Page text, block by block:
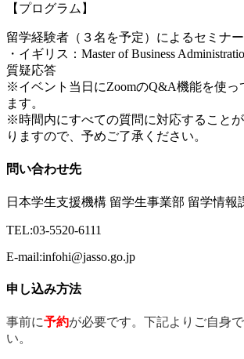
【プログラム】
留学経験者（３名を予定）によるセミナー
・イギリス：Master of Business
質疑応答
※イベント当日にZoomのQ&A機能を使っ
ます。
※時間内にすべての質問に対応すること
りますので、予めご了承ください。
問い合わせ先
日本学生支援機構 留学生事業部 留学情報
TEL:03-5520-6111
E-mail:infohi@jasso.go.jp
申し込み方法
事前に予約が必要です。下記よりご自身
い。